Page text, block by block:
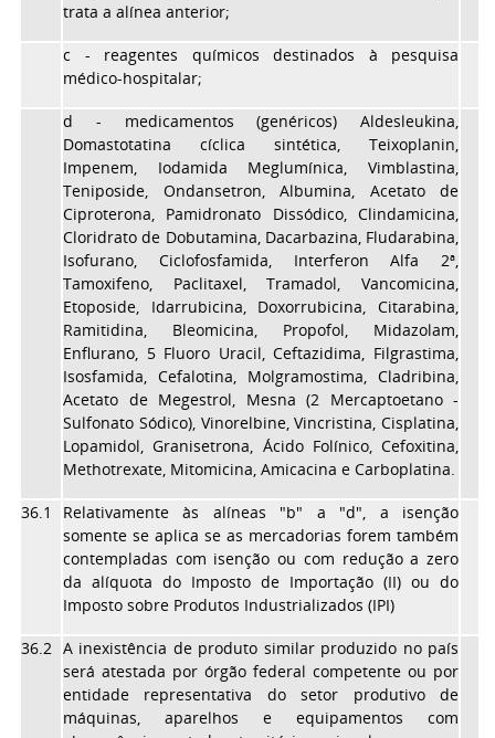
trata a alínea anterior;
c - reagentes químicos destinados à pesquisa
médico-hospitalar;
d - medicamentos (genéricos) Aldesleukina,
Domastotatina cíclica sintética, Teixoplanin,
Impenem, Iodamida Meglumínica, Vimblastina,
Teniposide, Ondansetron, Albumina, Acetato de
Ciproterona, Pamidronato Dissódico, Clindamicina,
Cloridrato de Dobutamina, Dacarbazina, Fludarabina,
Isofurano, Ciclofosfamida, Interferon Alfa 2ª,
Tamoxifeno, Paclitaxel, Tramadol, Vancomicina,
Etoposide, Idarrubicina, Doxorrubicina, Citarabina,
Ramitidina, Bleomicina, Propofol, Midazolam,
Enflurano, 5 Fluoro Uracil, Ceftazidima, Filgrastima,
Isosfamida, Cefalotina, Molgramostima, Cladribina,
Acetato de Megestrol, Mesna (2 Mercaptoetano -
Sulfonato Sódico), Vinorelbine, Vincristina, Cisplatina,
Lopamidol, Granisetrona, Ácido Folínico, Cefoxitina,
Methotrexate, Mitomicina, Amicacina e Carboplatina.
36.1
Relativamente às alíneas "b" a "d", a isenção
somente se aplica se as mercadorias forem também
contempladas com isenção ou com redução a zero
da alíquota do Imposto de Importação (II) ou do
Imposto sobre Produtos Industrializados (IPI)
36.2 A inexistência de produto similar produzido no país
será atestada por órgão federal competente ou por
entidade representativa do setor produtivo de
máquinas, aparelhos e equipamentos com